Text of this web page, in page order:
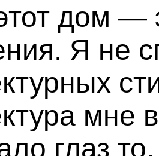
дом —
Я не
мне
глаз